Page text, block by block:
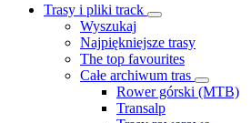
Trasy i pliki track
Wyszukaj
Najpiękniejsze trasy
The top favourites
Całe archiwum tras
Rower górski (MTB)
Transalp